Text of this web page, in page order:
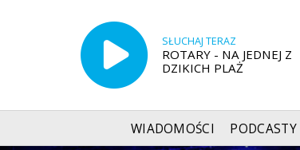
SŁUCHAJ TERAZ
ROTARY - NA JEDNEJ Z
DZIKICH PLAŻ
WIADOMOŚCI PODCASTY